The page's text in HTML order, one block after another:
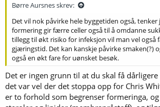
Børre Aursnes skrev:
Det vil nok påvirke hele byggetiden også, tenker
formering gir færre celler også til å omdanne
tillegg til økt risiko for infeksjon vil man vel også
gjæringstid. Det kan kanskje påvirke smaken(?)
også en økt fare for uønsket besøk.
Det er ingen grunn til at du skal få
det var vel der det stoppa opp for Chris
er to forhold som begrenser formeringa,